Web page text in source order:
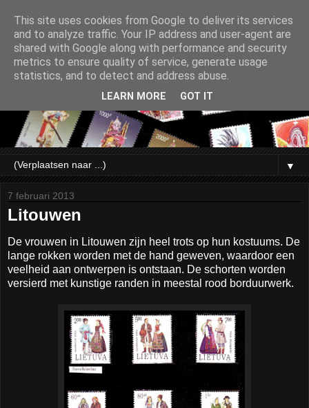
▼
7 februari 2013
Litouwen
De vrouwen in Litouwen zijn heel trots op hun kostuums. De
lange rokken worden met de hand geweven, waardoor een
veelheid aan ontwerpen is ontstaan. De schorten worden
versierd met kunstige randen in meestal rood borduurwerk.
This site uses cookies from Google to deliver its services
and to analyze traffic. Your IP address and user-agent are
shared with Google along with performance and security
metrics to ensure quality of service, generate usage
statistics, and to detect and address abuse.
LEARN MORE GOT IT